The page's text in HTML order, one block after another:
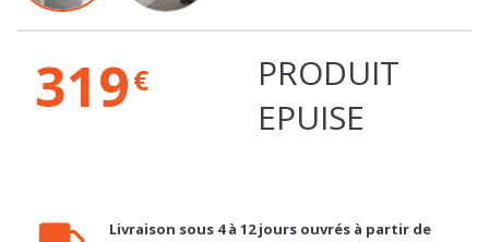
319€
PRODUIT
EPUISE
en savoir plus